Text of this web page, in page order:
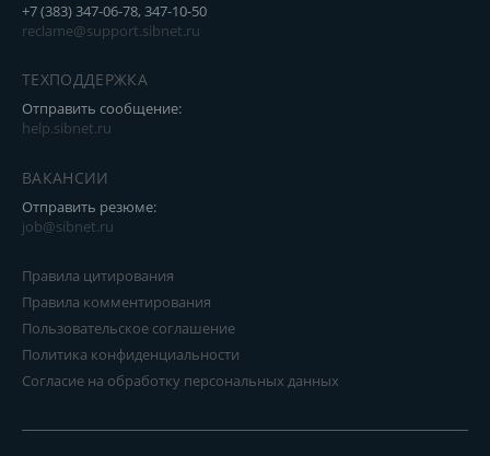
+7 (383) 347-06-78, 347-10-50
reclame@support.sibnet.ru
ТЕХПОДДЕРЖКА
Отправить сообщение:
help.sibnet.ru
ВАКАНСИИ
Отправить резюме:
job@sibnet.ru
Правила цитирования
Правила комментирования
Пользовательское соглашение
Политика конфиденциальности
Согласие на обработку персональных данных